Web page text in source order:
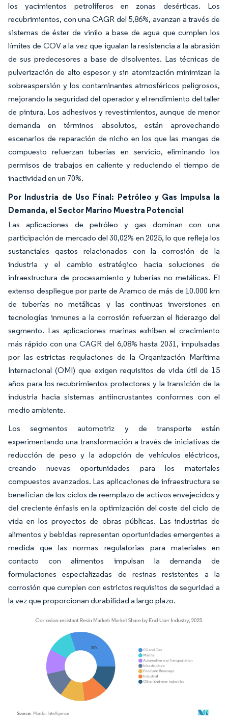
los yacimientos petrolíferos en zonas desérticas. Los
recubrimientos, con una CAGR del 5,86%, avanzan a través de
sistemas de éster de vinilo a base de agua que cumplen los
límites de COV a la vez que igualan la resistencia a la abrasión
de sus predecesores a base de disolventes. Las técnicas de
pulverización de alto espesor y sin atomización minimizan la
sobreaspersión y los contaminantes atmosféricos peligrosos,
mejorando la seguridad del operador y el rendimiento del taller
de pintura. Los adhesivos y revestimientos, aunque de menor
demanda en términos absolutos, están aprovechando
escenarios de reparación de nicho en los que las mangas de
compuesto refuerzan tuberías en servicio, eliminando los
permisos de trabajos en caliente y reduciendo el tiempo de
inactividad en un 70%.
Por Industria de Uso Final: Petróleo y Gas Impulsa la
Demanda, el Sector Marino Muestra Potencial
Las aplicaciones de petróleo y gas dominan con una
participación de mercado del 30,02% en 2025, lo que refleja los
sustanciales gastos relacionados con la corrosión de la
industria y el cambio estratégico hacia soluciones de
infraestructura de procesamiento y tuberías no metálicas. El
extenso despliegue por parte de Aramco de más de 10.000 km
de tuberías no metálicas y las continuas inversiones en
tecnologías inmunes a la corrosión refuerzan el liderazgo del
segmento. Las aplicaciones marinas exhiben el crecimiento
más rápido con una CAGR del 6,08% hasta 2031, impulsadas
por las estrictas regulaciones de la Organización Marítima
Internacional (OMI) que exigen requisitos de vida útil de 15
años para los recubrimientos protectores y la transición de la
industria hacia sistemas antiincrustantes conformes con el
medio ambiente.
Los segmentos automotriz y de transporte están
experimentando una transformación a través de iniciativas de
reducción de peso y la adopción de vehículos eléctricos,
creando nuevas oportunidades para los materiales
compuestos avanzados. Las aplicaciones de infraestructura se
benefician de los ciclos de reemplazo de activos envejecidos y
del creciente énfasis en la optimización del coste del ciclo de
vida en los proyectos de obras públicas. Las industrias de
alimentos y bebidas representan oportunidades emergentes a
medida que las normas regulatorias para materiales en
contacto con alimentos impulsan la demanda de
formulaciones especializadas de resinas resistentes a la
corrosión que cumplen con estrictos requisitos de seguridad a
la vez que proporcionan durabilidad a largo plazo.